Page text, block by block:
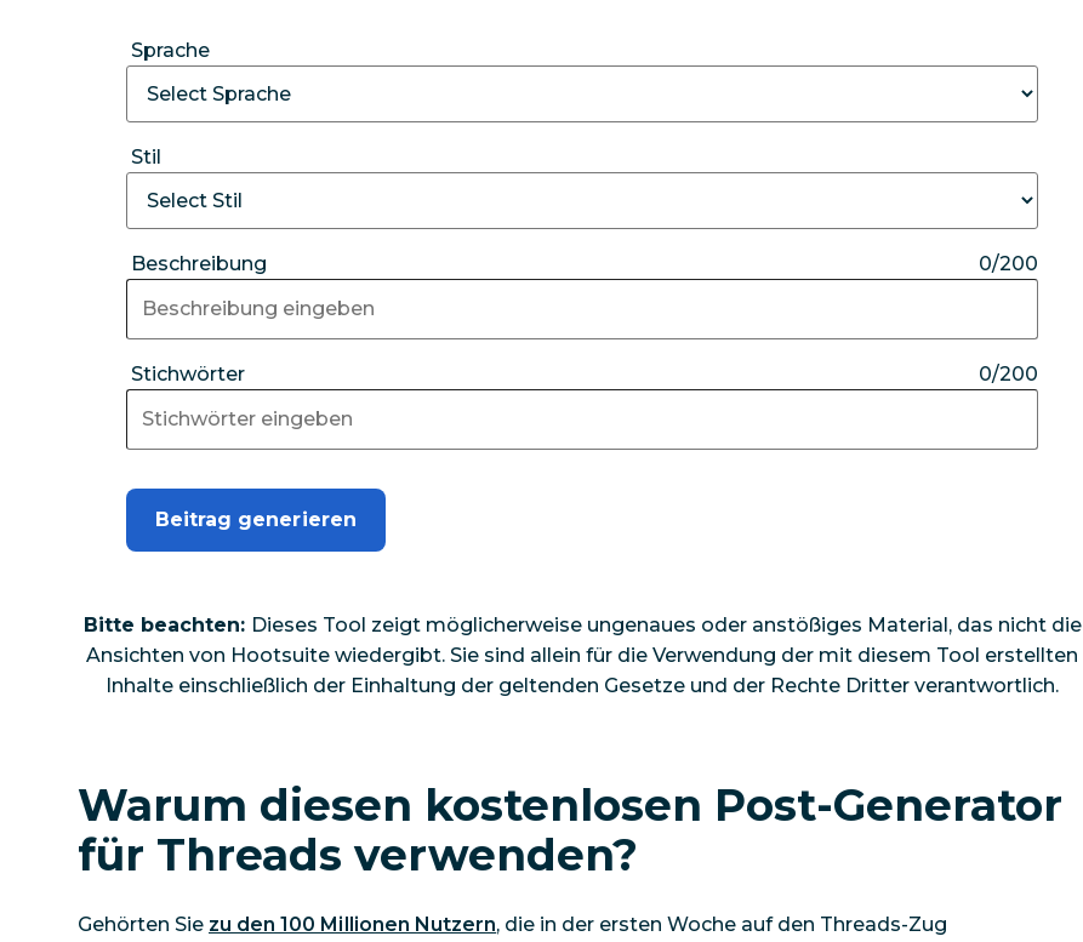
Sprache
Stil
Beschreibung 0/200
Stichwörter 0/200
Beitrag generieren
Bitte beachten: Dieses Tool zeigt möglicherweise ungenaues oder anstößiges Material, das nicht die
Ansichten von Hootsuite wiedergibt. Sie sind allein für die Verwendung der mit diesem Tool erstellten
Inhalte einschließlich der Einhaltung der geltenden Gesetze und der Rechte Dritter verantwortlich.
Warum diesen kostenlosen Post-Generator
für Threads verwenden?
Gehörten Sie zu den 100 Millionen Nutzern, die in der ersten Woche auf den Threads-Zug